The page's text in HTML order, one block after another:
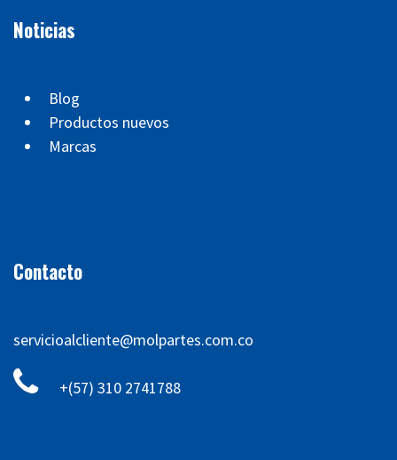
Noticias
Blog
Productos nuevos
Marcas
Contacto
servicioalcliente@molpartes.com.co
+(57) 310 2741788